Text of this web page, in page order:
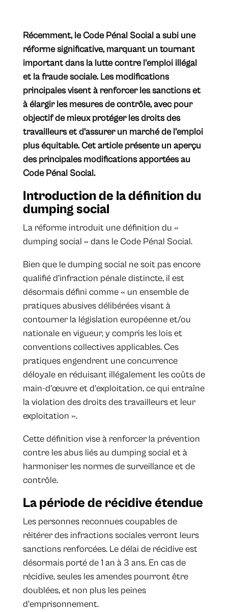
Récemment, le Code Pénal Social a subi une
réforme significative, marquant un tournant
important dans la lutte contre l'emploi illégal
et la fraude sociale. Les modifications
principales visent à renforcer les sanctions et
à élargir les mesures de contrôle, avec pour
objectif de mieux protéger les droits des
travailleurs et d'assurer un marché de l'emploi
plus équitable. Cet article présente un aperçu
des principales modifications apportées au
Code Pénal Social.
Introduction de la définition du
dumping social
La réforme introduit une définition du «
dumping social » dans le Code Pénal Social.
Bien que le dumping social ne soit pas encore
qualifié d’infraction pénale distincte, il est
désormais défini comme « un ensemble de
pratiques abusives délibérées visant à
contourner la législation européenne et/ou
nationale en vigueur, y compris les lois et
conventions collectives applicables. Ces
pratiques engendrent une concurrence
déloyale en réduisant illégalement les coûts de
main-d'œuvre et d’exploitation, ce qui entraîne
la violation des droits des travailleurs et leur
exploitation ».
Cette définition vise à renforcer la prévention
contre les abus liés au dumping social et à
harmoniser les normes de surveillance et de
contrôle.
La période de récidive étendue
Les personnes reconnues coupables de
réitérer des infractions sociales verront leurs
sanctions renforcées. Le délai de récidive est
désormais porté de 1 an à 3 ans. En cas de
récidive, seules les amendes pourront être
doublées, et non plus les peines
d'emprisonnement.